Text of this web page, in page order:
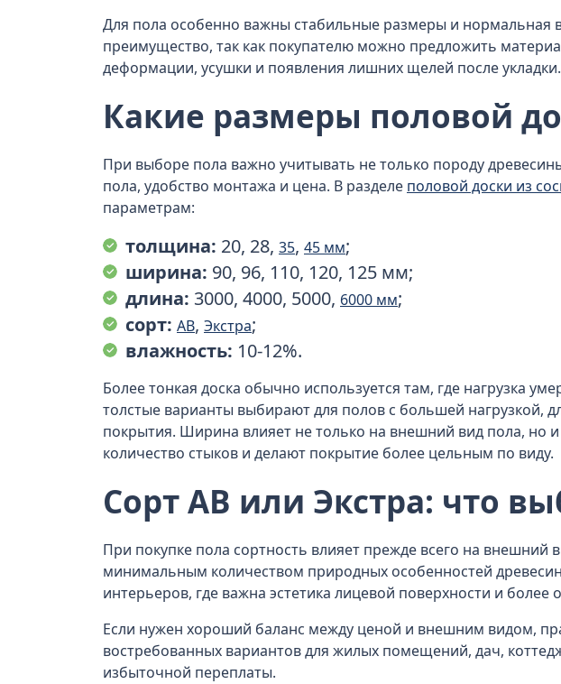
Для пола особенно важны стабильные размеры и нормальная
преимущество, так как покупателю можно предложить
деформации, усушки и появления лишних щелей после укладки.
Какие размеры половой
При выборе пола важно учитывать не только породу
пола, удобство монтажа и цена. В разделе половой доски из
параметрам:
толщина: 20, 28, 35, 45 мм;
ширина: 90, 96, 110, 120, 125 мм;
длина: 3000, 4000, 5000, 6000 мм;
сорт: АВ, Экстра;
влажность: 10-12%.
Более тонкая доска обычно используется там, где нагрузка
толстые варианты выбирают для полов с большей нагрузкой,
покрытия. Ширина влияет не только на внешний вид пола,
количество стыков и делают покрытие более цельным по виду.
Сорт АВ или Экстра: что
При покупке пола сортность влияет прежде всего на
минимальным количеством природных особенностей
интерьеров, где важна эстетика лицевой поверхности и
Если нужен хороший баланс между ценой и внешним видом,
востребованных вариантов для жилых помещений, дач,
избыточной переплаты.